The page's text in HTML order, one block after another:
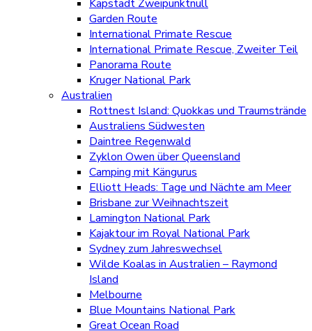
Kapstadt Zweipunktnull
Garden Route
International Primate Rescue
International Primate Rescue, Zweiter Teil
Panorama Route
Kruger National Park
Australien
Rottnest Island: Quokkas und Traumstrände
Australiens Südwesten
Daintree Regenwald
Zyklon Owen über Queensland
Camping mit Kängurus
Elliott Heads: Tage und Nächte am Meer
Brisbane zur Weihnachtszeit
Lamington National Park
Kajaktour im Royal National Park
Sydney zum Jahreswechsel
Wilde Koalas in Australien – Raymond
Island
Melbourne
Blue Mountains National Park
Great Ocean Road